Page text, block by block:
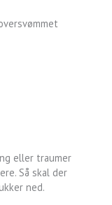
eller traumer
Så skal der
ned.